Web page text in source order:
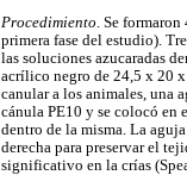
Procedimiento . Se
primera fase del estudio).
las soluciones azucaradas
acrílico negro de 24,5 x 20
canular a los animales, una
cánula PE10 y se colocó
dentro de la misma. La
derecha para preservar el
significativo en la crías